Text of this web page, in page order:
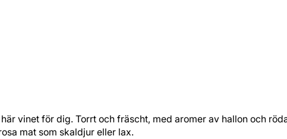
vinet för dig. Torrt och fräscht, med aromer av hallon och
mat som skaldjur eller lax.